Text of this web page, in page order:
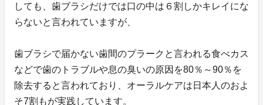
しても、歯ブラシだけでは口の中は６割しかキレイにな
らないと言われていますが、
歯ブラシで届かない歯間のプラークと言われる食べカス
などで歯のトラブルや息の臭いの原因を80％～90％を
除去すると言われており、オーラルケアは日本人のおよ
そ7割もが実践しています。